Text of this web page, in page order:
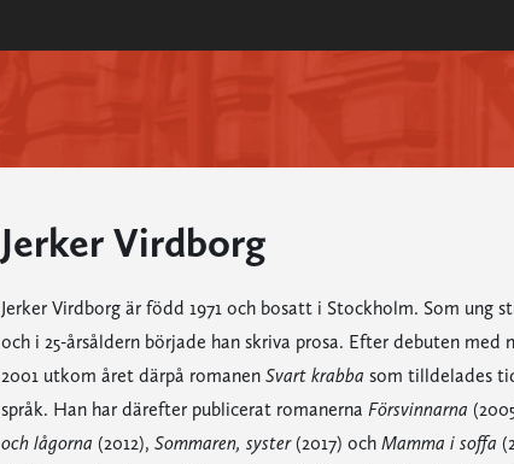
Jerker Virdborg
Jerker Virdborg är född 1971 och bosatt i Stockholm. Som
och i 25-årsåldern började han skriva prosa. Efter debuten med
2001 utkom året därpå romanen Svart krabba som tilldelades
språk. Han har därefter publicerat romanerna Försvinnarna
och lågorna (2012), Sommaren, syster(2017) och Mamma i soffa